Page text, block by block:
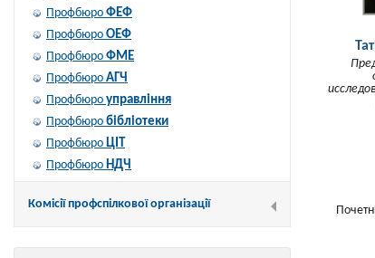
Профбюро ФЕФ
Профбюро ОЕФ
Профбюро ФМЕ
Профбюро АГЧ
Профбюро управління
Профбюро бібліотеки
Профбюро ЦІТ
Профбюро НДЧ
Комісії профспілкової організації